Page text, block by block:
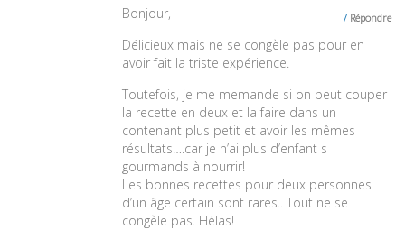
Répondre
Bonjour,
Délicieux mais ne se congèle pas pour en
avoir fait la triste expérience.
Toutefois, je me memande si on peut couper
la recette en deux et la faire dans un
contenant plus petit et avoir les mêmes
résultats….car je n’ai plus d’enfant s
gourmands à nourrir!
Les bonnes recettes pour deux personnes
d’un âge certain sont rares.. Tout ne se
congèle pas. Hélas!